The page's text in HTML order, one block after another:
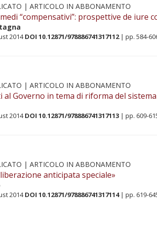
| ARTICOLO IN ABBONAMENTO
“compensativi”: prospettive de iure
2014DOI 10.12871/978886741317112 | pp. 584-
| ARTICOLO IN ABBONAMENTO
al Governo in tema di riforma del
2014DOI 10.12871/978886741317113 | pp. 609-
| ARTICOLO IN ABBONAMENTO
anticipata speciale»
2014DOI 10.12871/978886741317114 | pp. 619-